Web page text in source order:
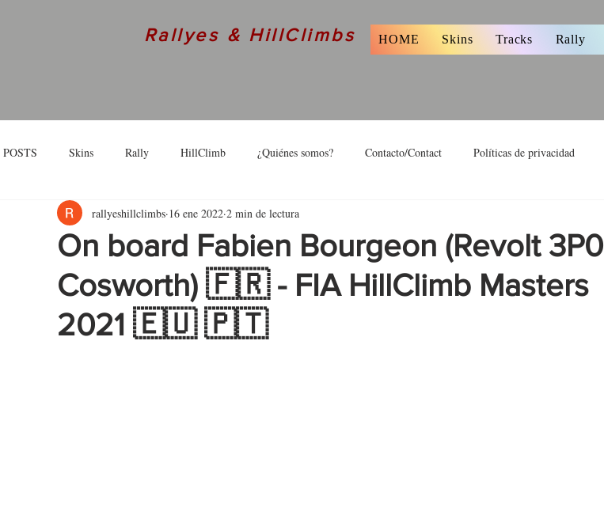
Rallyes & HillClimbs HOME Skins Tracks Rally
Skins Rally HillClimb ¿Quiénes somos? Contacto/Contact Políticas de privacidad
Interview
On board Fabien Bourgeon (Revolt 3P0
Cosworth) 🇫🇷 - FIA HillClimb Masters
2021 🇪🇺 🇵🇹
rallyeshillclimbs 16 ene 2022 2 min de lectura